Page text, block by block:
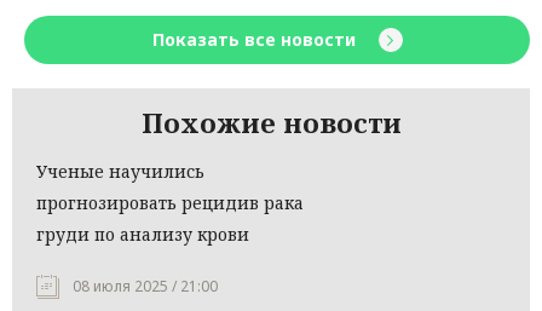
Показать все новости
Похожие новости
Ученые научились
прогнозировать рецидив рака
груди по анализу крови
08 июля 2025 / 21:00